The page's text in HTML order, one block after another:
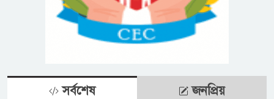
সর্বশেষ জনপ্রিয়